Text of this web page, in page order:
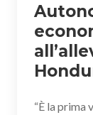
“È la prima